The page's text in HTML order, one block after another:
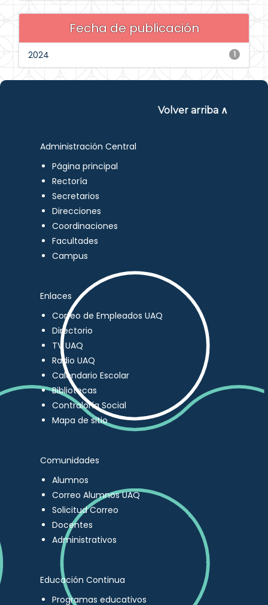
Fecha de publicación
1
2024
Volver arriba ∧
Administración Central
Página principal
Rectoría
Secretarios
Direcciones
Coordinaciones
Facultades
Campus
Enlaces
Correo de Empleados UAQ
Directorio
TV UAQ
Radio UAQ
Calendario Escolar
Bibliotecas
Contraloría Social
Mapa de sitio
Comunidades
Alumnos
Correo Alumnos UAQ
Solicitud Correo
Docentes
Administrativos
Educación Continua
Programas educativos